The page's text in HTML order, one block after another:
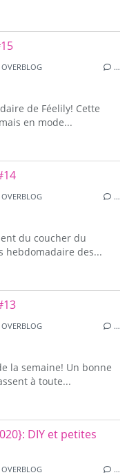
…
de Féelily! Cette
en mode...
…
du coucher du
hebdomadaire des...
…
la semaine! Un bonne
à toute...
…